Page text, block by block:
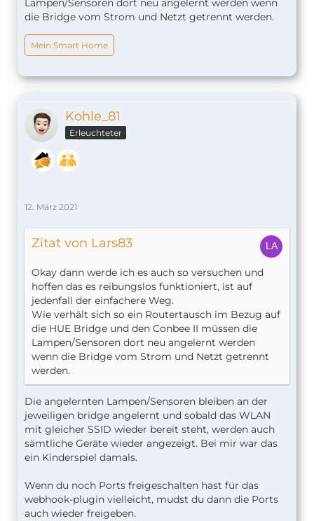
Lampen/Sensoren dort neu angelernt werden wenn
die Bridge vom Strom und Netzt getrennt werden.
Mein Smart Home
Kohle_81
Erleuchteter
12. März 2021
Zitat von Lars83
Okay dann werde ich es auch so versuchen und
hoffen das es reibungslos funktioniert, ist auf
jedenfall der einfachere Weg.
Wie verhält sich so ein Routertausch im Bezug auf
die HUE Bridge und den Conbee II müssen die
Lampen/Sensoren dort neu angelernt werden
wenn die Bridge vom Strom und Netzt getrennt
werden.
Die angelernten Lampen/Sensoren bleiben an der
jeweiligen bridge angelernt und sobald das WLAN
mit gleicher SSID wieder bereit steht, werden auch
sämtliche Geräte wieder angezeigt. Bei mir war das
ein Kinderspiel damals.
Wenn du noch Ports freigeschalten hast für das
webhook-plugin vielleicht, mudst du dann die Ports
auch wieder freigeben.